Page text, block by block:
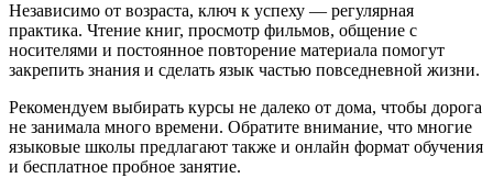
Независимо от возраста, ключ к успеху — регулярная
практика. Чтение книг, просмотр фильмов, общение с
носителями и постоянное повторение материала помогут
закрепить знания и сделать язык частью повседневной жизни.
Рекомендуем выбирать курсы не далеко от дома, чтобы дорога
не занимала много времени. Обратите внимание, что многие
языковые школы предлагают также и онлайн формат обучения
и бесплатное пробное занятие.